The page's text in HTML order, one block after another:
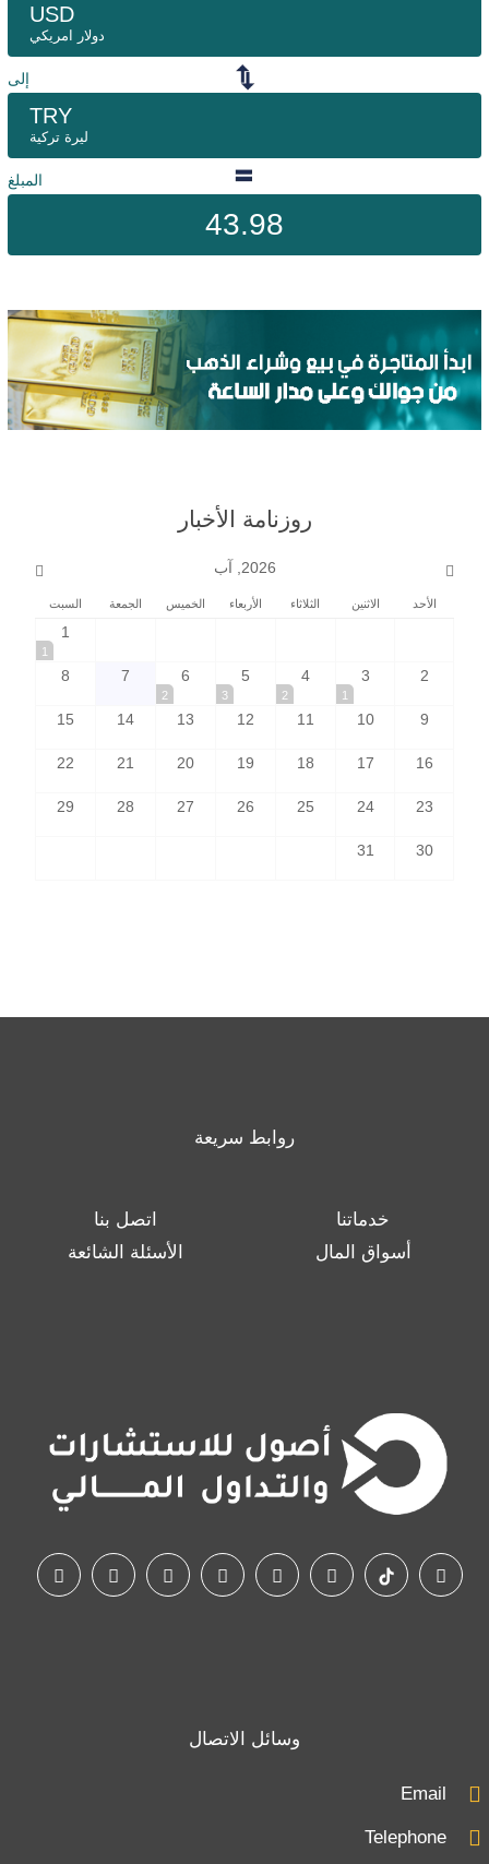
USD
دولار امريكي
إلى
TRY
ليرة تركية
المبلغ
43.98
روزنامة الأخبار
2026, آب
الأحد الاثنين الثلاثاء الأربعاء الخميس الجمعة السبت
1
1
2
3
1
4
2
5
3
6
2
7
8
9
10
11
12
13
14
15
16
17
18
19
20
21
22
23
24
25
26
27
28
29
30
31
روابط سريعة
خدماتنا
اتصل بنا
أسواق المال
الأسئلة الشائعة
وسائل الاتصال
Email
Telephone